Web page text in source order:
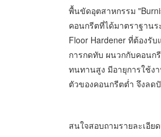
พื้นขัดอุตสาหกรรม
คอนกรีตที่ได้มาตราฐานร
Floor Hardener ที่ต้องรั
การกดทับ ผนวกกับคอน
ทนทานสูง มีอายุการใช้ง
ตัวของคอนกรีตต่ำ จึงลด
สนใจสอบถามรายละเอีย